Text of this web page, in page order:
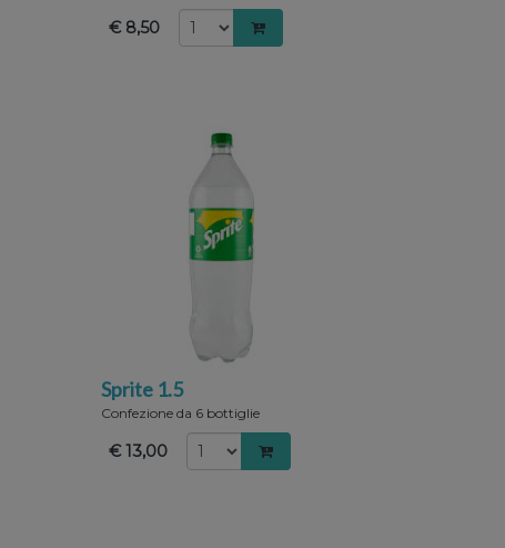
€ 8,50
Sprite 1.5
Confezione da 6 bottiglie
€ 13,00